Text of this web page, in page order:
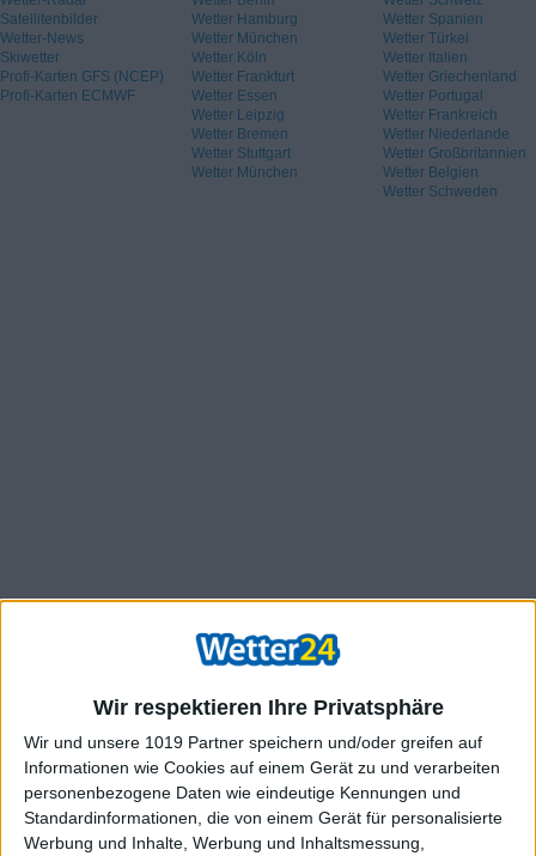
Wir respektieren Ihre Privatsphäre
Wir und unsere 1019 Partner speichern und/oder greifen auf
Informationen wie Cookies auf einem Gerät zu und verarbeiten
personenbezogene Daten wie eindeutige Kennungen und
Standardinformationen, die von einem Gerät für personalisierte
Werbung und Inhalte, Werbung und Inhaltsmessung,
Satellitenbilder
Wetter-News
Skiwetter
Profi-Karten GFS (NCEP)
Profi-Karten ECMWF
Wetter Hamburg
Wetter München
Wetter Köln
Wetter Frankfurt
Wetter Essen
Wetter Leipzig
Wetter Bremen
Wetter Stuttgart
Wetter München
Wetter Spanien
Wetter Türkei
Wetter Italien
Wetter Griechenland
Wetter Portugal
Wetter Frankreich
Wetter Niederlande
Wetter Großbritannien
Wetter Belgien
Wetter Schweden